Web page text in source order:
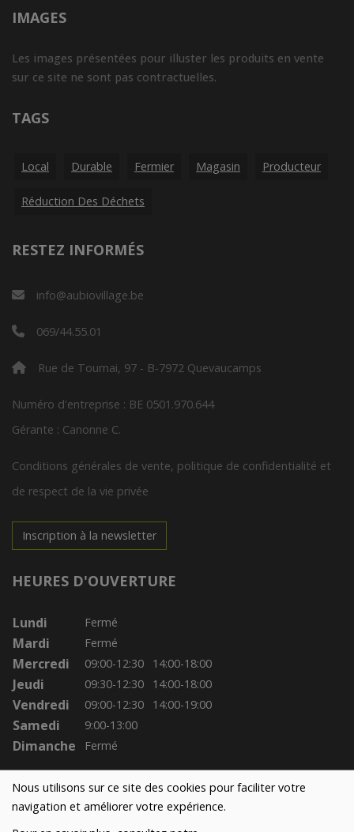
Nous utilisons sur ce site des cookies pour faciliter votre
navigation et améliorer votre expérience.
IMAGES
Les images présentées pour illuster les produits en vente
sur ce site ne sont pas contractuelles.
TAGS
Local Durable Fermier Magasin Producteur
Réduction Des Déchets
RESTEZ INFORMÉS
info@aubiovillage.be
069/44.55.01
Rue de Tournai, 97 - B-7972 Quevaucamps
Numéro d'entreprise : BE 0501.970.644
Gérante : Canonne C.
Conditions générales de vente, politique de confidentialité et
de respect de la vie privée
Inscription à la newsletter
HEURES D'OUVERTURE
Lundi Fermé
Mardi Fermé
Mercredi 09:00-12:30 14:00-18:00
Jeudi 09:30-12:30 14:00-18:00
Vendredi 09:00-12:30 14:00-19:00
Samedi 9:00-13:00
Dimanche Fermé